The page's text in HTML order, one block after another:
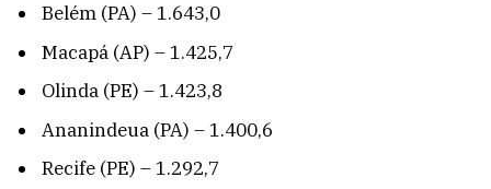
Belém (PA) – 1.643,0
Macapá (AP) – 1.425,7
Olinda (PE) – 1.423,8
Ananindeua (PA) – 1.400,6
Recife (PE) – 1.292,7